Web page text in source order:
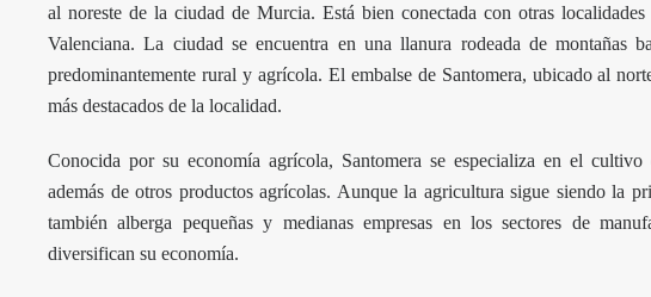
al noreste de la ciudad de Murcia. Está bien conectada con otras
Valenciana. La ciudad se encuentra en una llanura rodeada de montañas
predominantemente rural y agrícola. El embalse de Santomera, ubicado al
más destacados de la localidad.
Conocida por su economía agrícola, Santomera se especializa en el
además de otros productos agrícolas. Aunque la agricultura sigue siendo la
también alberga pequeñas y medianas empresas en los sectores de
diversifican su economía.